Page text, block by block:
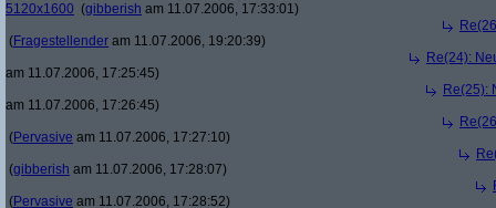
5120x1600 (gibberish am 11.07.2006, 17:33:01)
(Fragestellender am 11.07.2006, 19:20:39)
Re(24):
am 11.07.2006, 17:25:45)
Re(25):
am 11.07.2006, 17:26:45)
(Pervasive am 11.07.2006, 17:27:10)
(gibberish am 11.07.2006, 17:28:07)
(Pervasive am 11.07.2006, 17:28:52)